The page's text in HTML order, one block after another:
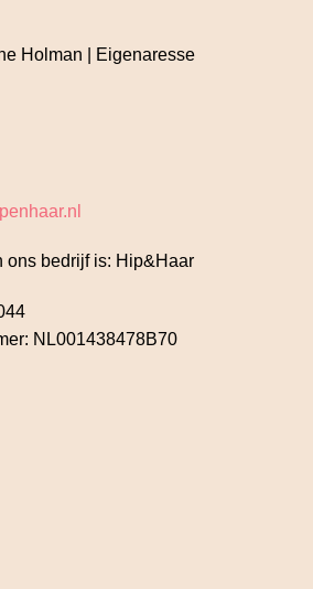
Holman | Eigenaresse
ons bedrijf is: Hip&Haar
NL001438478B70